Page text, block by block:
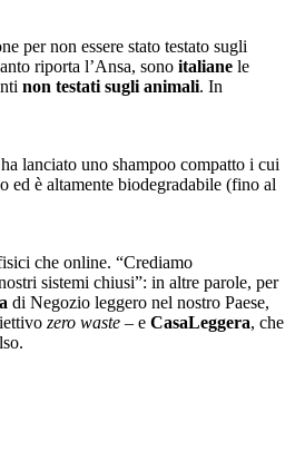
per non essere stato testato sugli
riporta l’Ansa, sono italiane le
non testati sugli animali. In
lanciato uno shampoo compatto i cui
ed è altamente biodegradabile (fino al
che online. “Crediamo
sistemi chiusi”: in altre parole, per
di Negozio leggero nel nostro Paese,
zero waste – e CasaLeggera, che